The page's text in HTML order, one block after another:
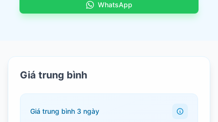
WhatsApp
Giá trung bình
Giá trung bình 3 ngày